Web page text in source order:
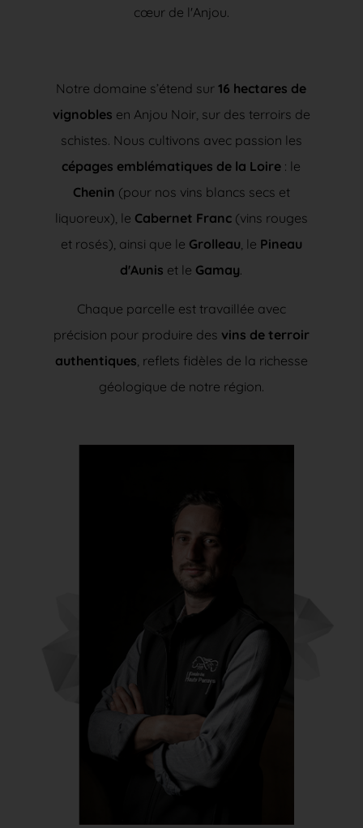
cœur de l'Anjou.
Notre domaine s’étend sur16 hectares de
vignobles en Anjou Noir, sur des terroirs de
schistes. Nous cultivons avec passion les
cépages emblématiques de la Loire : le
Chenin (pour nos vins blancs secs et
liquoreux), le Cabernet Franc(vins rouges
et rosés), ainsi que le Grolleau, le Pineau
d'Aunis et le Gamay.
Chaque parcelle est travaillée avec
précision pour produire des vins de terroir
authentiques, reflets fidèles de la richesse
géologique de notre région.